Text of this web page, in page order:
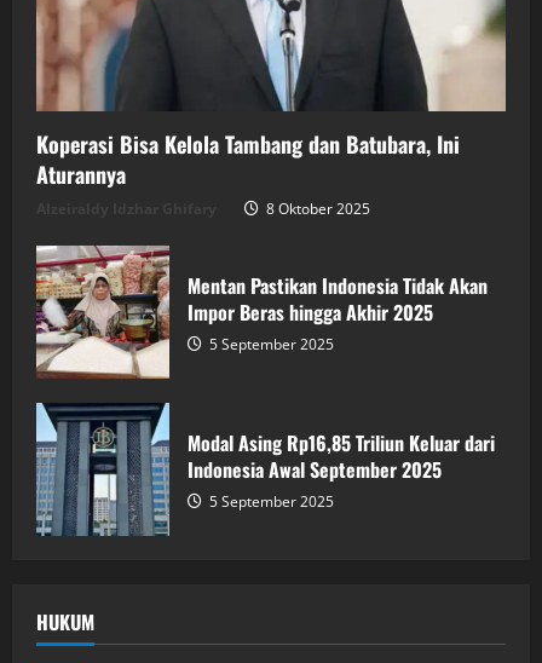
Koperasi Bisa Kelola Tambang dan Batubara, Ini
Aturannya
8 Oktober 2025
Mentan Pastikan Indonesia Tidak Akan
Impor Beras hingga Akhir 2025
5 September 2025
Modal Asing Rp16,85 Triliun Keluar dari
Indonesia Awal September 2025
5 September 2025
HUKUM